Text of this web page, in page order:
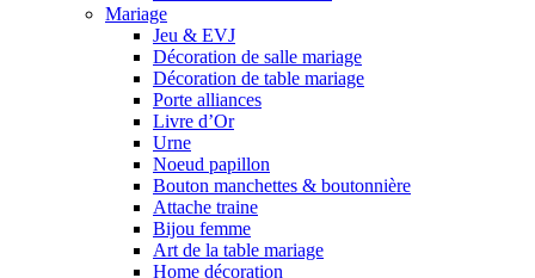
Mariage
Jeu & EVJ
Décoration de salle mariage
Décoration de table mariage
Porte alliances
Livre d’Or
Urne
Noeud papillon
Bouton manchettes & boutonnière
Attache traine
Bijou femme
Art de la table mariage
Home décoration